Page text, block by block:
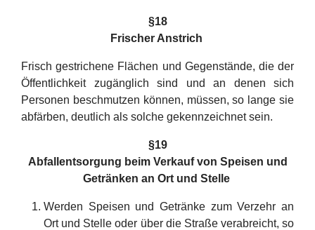
§18
Frischer Anstrich
Frisch gestrichene Flächen und Gegenstände, die der
Öffentlichkeit zugänglich sind und an denen sich
Personen beschmutzen können, müssen, so lange sie
abfärben, deutlich als solche gekennzeichnet sein.
§19
Abfallentsorgung beim Verkauf von Speisen und
Getränken an Ort und Stelle
Werden Speisen und Getränke zum Verzehr an
Ort und Stelle oder über die Straße verabreicht, so